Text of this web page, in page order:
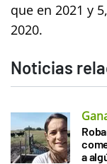
que en 2021 y
2020.
Noticias
a